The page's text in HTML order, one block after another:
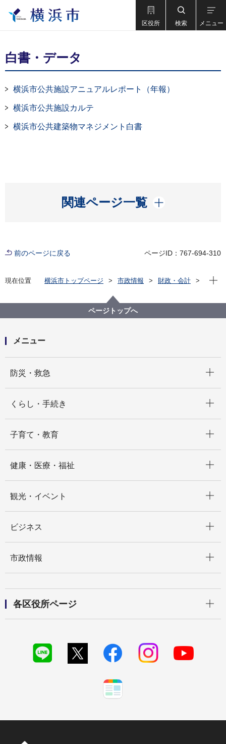
区役所 検索 メニュー
白書・データ
横浜市公共施設アニュアルレポート（年報）
横浜市公共施設カルテ
横浜市公共建築物マネジメント白書
関連ページ一覧
開く
前のページに戻る ページID：767-694-310
現在位置 横浜市トップページ 市政情報
財政・会計
ファシリティマネジメントの推進
現在
ページトップへ
メニュー
防災・救急
くらし・手続き
子育て・教育
健康・医療・福祉
観光・イベント
ビジネス
市政情報
各区役所ページ